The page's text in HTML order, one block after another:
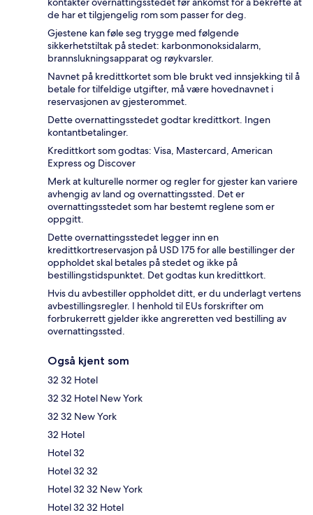
de har et tilgjengelig rom som passer for deg.
Gjestene kan føle seg trygge med følgende
sikkerhetstiltak på stedet: karbonmonoksidalarm,
brannslukningsapparat og røykvarsler.
Navnet på kredittkortet som ble brukt ved innsjekking til å
betale for tilfeldige utgifter, må være hovednavnet i
reservasjonen av gjesterommet.
Dette overnattingsstedet godtar kredittkort. Ingen
kontantbetalinger.
Kredittkort som godtas: Visa, Mastercard, American
Express og Discover
Merk at kulturelle normer og regler for gjester kan variere
avhengig av land og overnattingssted. Det er
overnattingsstedet som har bestemt reglene som er
oppgitt.
Dette overnattingsstedet legger inn en
kredittkortreservasjon på USD 175 for alle bestillinger der
oppholdet skal betales på stedet og ikke på
bestillingstidspunktet. Det godtas kun kredittkort.
Hvis du avbestiller oppholdet ditt, er du underlagt vertens
avbestillingsregler. I henhold til EUs forskrifter om
forbrukerrett gjelder ikke angreretten ved bestilling av
overnattingssted.
Også kjent som
32 32 Hotel
32 32 Hotel New York
32 32 New York
32 Hotel
Hotel 32
Hotel 32 32
Hotel 32 32 New York
Hotel 32 32 Hotel